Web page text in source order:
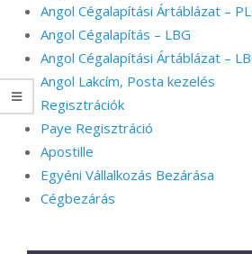
Angol Cégalapítási Ártáblázat –
Angol Cégalapítás – LBG
Angol Cégalapítási Ártáblázat –
Angol Lakcím, Posta kezelés
Regisztrációk
Paye Regisztráció
Apostille
Egyéni Vállalkozás Bezárása
Cégbezárás